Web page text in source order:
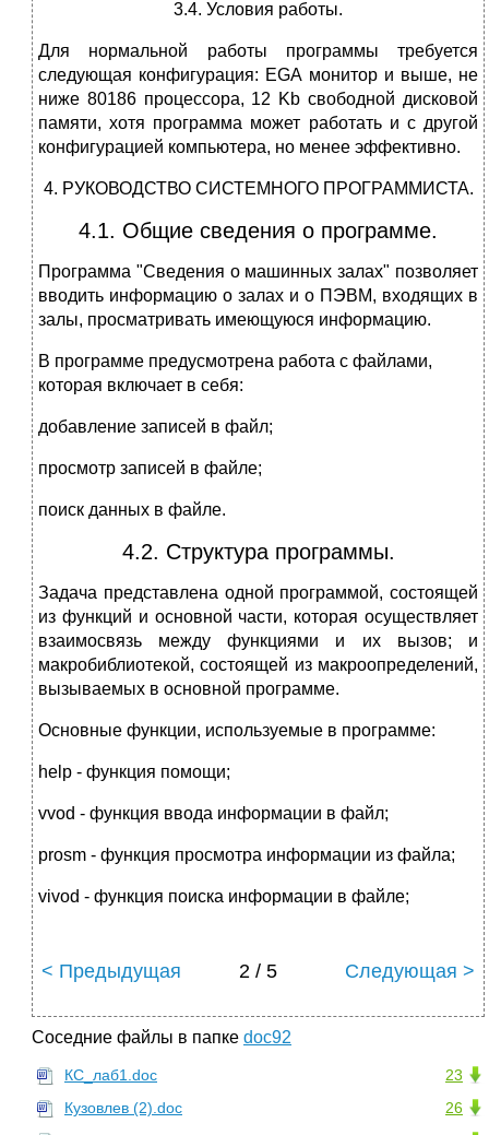
3.4. Условия работы.
Для нормальной работы программы требуется
следующая конфигурация: EGA монитор и выше, не
ниже 80186 процессора, 12 Kb свободной дисковой
памяти, хотя программа может работать и с другой
конфигурацией компьютера, но менее эффективно.
4. РУКОВОДСТВО СИСТЕМНОГО ПРОГРАММИСТА.
4.1. Общие сведения о программе.
Программа "Сведения о машинных залах" позволяет
вводить информацию о залах и о ПЭВМ, входящих в
залы, просматривать имеющуюся информацию.
В программе предусмотрена работа с файлами,
которая включает в себя:
добавление записей в файл;
просмотр записей в файле;
поиск данных в файле.
4.2. Структура программы.
Задача представлена одной программой, состоящей
из функций и основной части, которая осуществляет
взаимосвязь между функциями и их вызов; и
макробиблиотекой, состоящей из макроопределений,
вызываемых в основной программе.
Основные функции, используемые в программе:
help - функция помощи;
vvod - функция ввода информации в файл;
prosm - функция просмотра информации из файла;
vivod - функция поиска информации в файле;
< Предыдущая 2 / 5 Следующая >
Соседние файлы в папке doc92
23
КС_лаб1.doc
26
Кузовлев (2).doc